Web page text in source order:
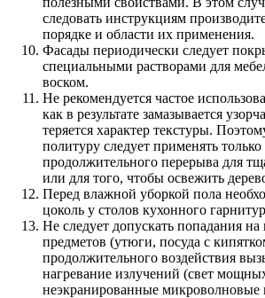
следовать инструкциям
порядке и области их применения.
Фасады периодически следует
специальными растворами для
воском.
Не рекомендуется частое
как в результате замазывается
теряется характер текстуры.
политуру следует применять только
продолжительного перерыва для
или для того, чтобы освежить
Перед влажной уборкой пола
цоколь у столов кухонного
Не следует допускать попадания на
предметов (утюги, посуда с
продолжительного воздействия
нагревание излучений (свет
неэкранированные микроволновые